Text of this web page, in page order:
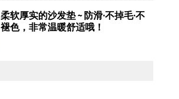
柔软厚实的沙发垫 ~ 防滑·不掉毛·不
褪色，非常温暖舒适哦！